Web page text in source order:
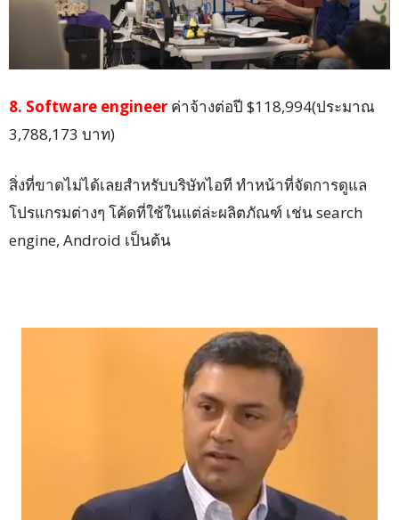
8. Software engineer ค่าจ้างต่อปี $118,994(ประมาณ
3,788,173 บาท)
สิ่งที่ขาดไม่ได้เลยสำหรับบริษัทไอที ทำหน้าที่จัดการดูแล
โปรแกรมต่างๆ โค้ดที่ใช้ในแต่ล่ะผลิตภัณฑ์ เช่น search
engine, Android เป็นต้น